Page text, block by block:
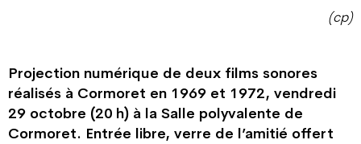
(cp)
Projection numérique de deux films sonores
réalisés à Cormoret en 1969 et 1972, vendredi
29 octobre (20 h) à la Salle polyvalente de
Cormoret. Entrée libre, verre de l’amitié offert